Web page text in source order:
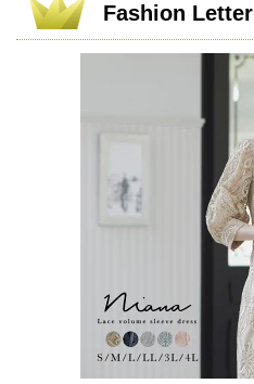
Fashion Letter